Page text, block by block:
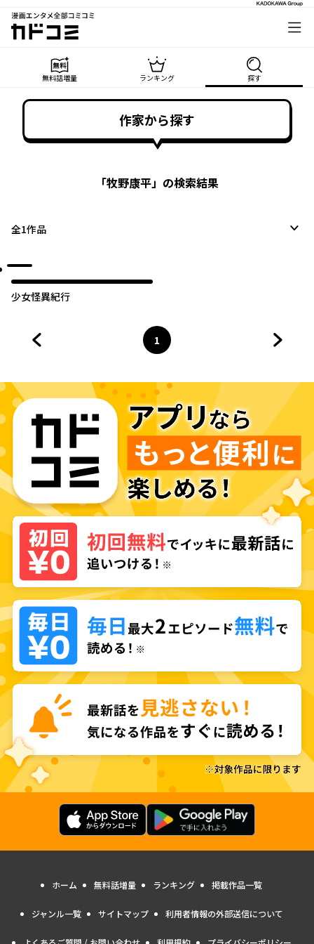
漫画エンタメ全部コミコミ
カドコミ
無料話増量 ランキング 探す
作家から探す
「牧野康平」の検索結果
全1作品
少女怪異紀行
ページ
1
へ
ホーム 無料話増量 ランキング 掲載作品一覧
ジャンル一覧 サイトマップ 利用者情報の外部送信について